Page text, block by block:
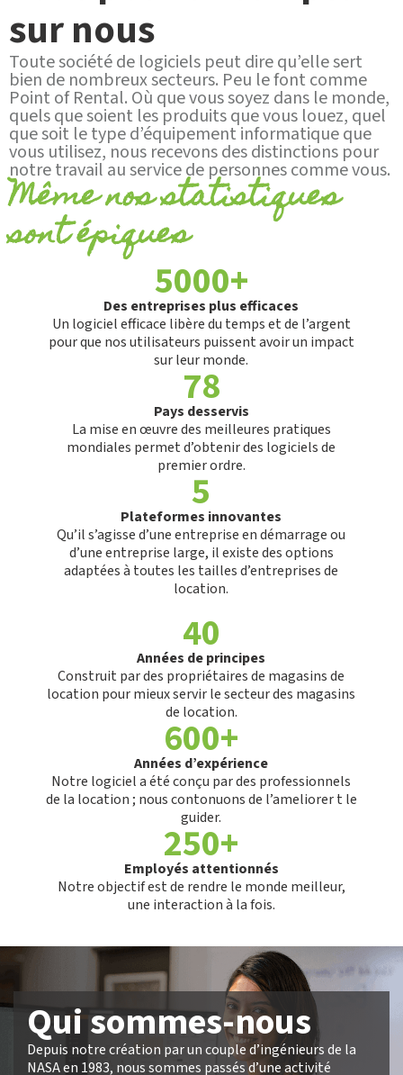
sur nous
Toute société de logiciels peut dire qu’elle sert
bien de nombreux secteurs. Peu le font comme
Point of Rental. Où que vous soyez dans le monde,
quels que soient les produits que vous louez, quel
que soit le type d’équipement informatique que
vous utilisez, nous recevons des distinctions pour
notre travail au service de personnes comme vous.
Même nos statistiques
sont épiques
5000+
Des entreprises plus efficaces
Un logiciel efficace libère du temps et de l’argent
pour que nos utilisateurs puissent avoir un impact
sur leur monde.
78
Pays desservis
La mise en œuvre des meilleures pratiques
mondiales permet d’obtenir des logiciels de
premier ordre.
5
Plateformes innovantes
Qu’il s’agisse d’une entreprise en démarrage ou
d’une entreprise large, il existe des options
adaptées à toutes les tailles d’entreprises de
location.
40
Années de principes
Construit par des propriétaires de magasins de
location pour mieux servir le secteur des magasins
de location.
600+
Années d’expérience
Notre logiciel a été conçu par des professionnels
de la location ; nous contonuons de l’ameliorer t le
guider.
250+
Employés attentionnés
Notre objectif est de rendre le monde meilleur,
une interaction à la fois.
Qui sommes-nous
Depuis notre création par un couple d’ingénieurs de la
NASA en 1983, nous sommes passés d’une activité